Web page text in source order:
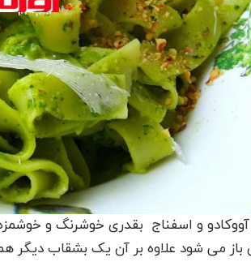
و اسفناج بقدری خوشرنگ و
باز می شود علاوه بر آن یک بشقاب